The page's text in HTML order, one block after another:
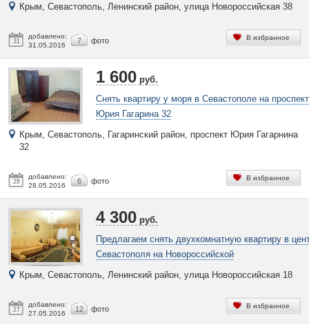
31
добавлено:
31.05.2016
7 фото
Крым, Севастополь, Ленинский район, улица Новороссийская 38
В избранное
28
добавлено:
28.05.2016
6 фото
1 600 руб.
Снять квартиру у моря в Севастополе на
Юрия Гагарина 32
Крым, Севастополь, Гагаринский район, проспект Юрия Гагарнина
32
В избранное
27
добавлено:
27.05.2016
12 фото
4 300 руб.
Предлагаем снять двухкомнатную квартиру в
Севастополя на Новороссийской
Крым, Севастополь, Ленинский район, улица Новороссийская 18
В избранное